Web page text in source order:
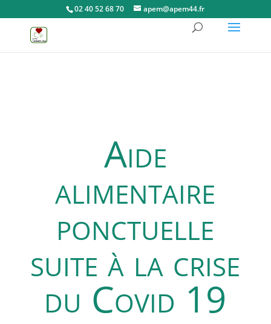
02 40 52 68 70 apem@apem44.fr
Aide
alimentaire
ponctuelle
suite à la crise
du Covid 19